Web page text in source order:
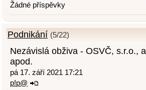
Žádné příspěvky
Podnikání (5/22)
Nezávislá obživa - OSVČ, s.r.o.,
apod.
pá 17. září 2021 17:21
p!p@